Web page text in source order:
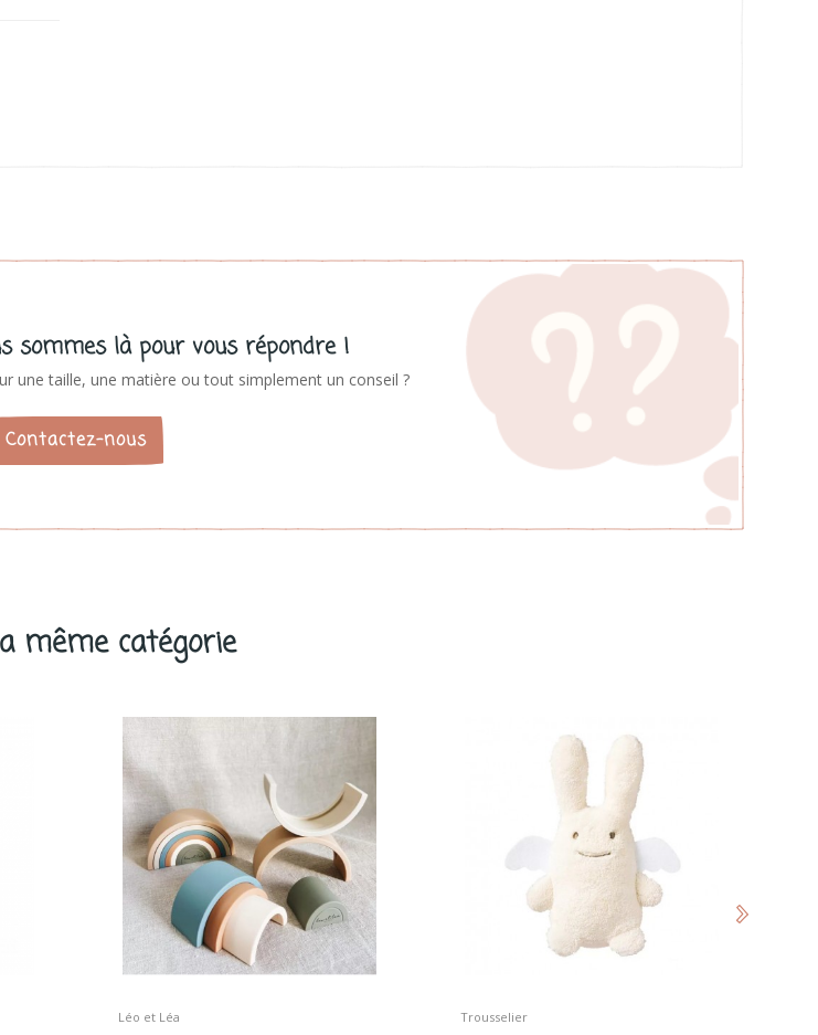
sommes là pour vous répondre !
une taille, une matière ou tout simplement un conseil ?
Contactez-nous
même catégorie
Léo et Léa Trousselier